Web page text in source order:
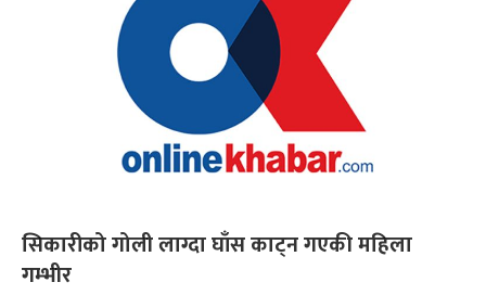
सिकारीको गोली लाग्दा घाँस काट्न गएकी महिला
गम्भीर